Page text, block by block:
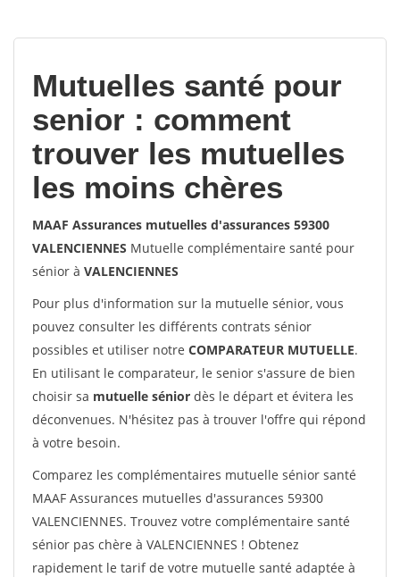
Mutuelles santé pour
senior : comment
trouver les mutuelles
les moins chères
MAAF Assurances mutuelles d'assurances 59300
VALENCIENNES Mutuelle complémentaire santé pour
sénior à VALENCIENNES
Pour plus d'information sur la mutuelle sénior, vous
pouvez consulter les différents contrats sénior
possibles et utiliser notre COMPARATEUR MUTUELLE.
En utilisant le comparateur, le senior s'assure de bien
choisir sa mutuelle sénior dès le départ et évitera les
déconvenues. N'hésitez pas à trouver l'offre qui répond
à votre besoin.
Comparez les complémentaires mutuelle sénior santé
MAAF Assurances mutuelles d'assurances 59300
VALENCIENNES. Trouvez votre complémentaire santé
sénior pas chère à VALENCIENNES ! Obtenez
rapidement le tarif de votre mutuelle santé adaptée à